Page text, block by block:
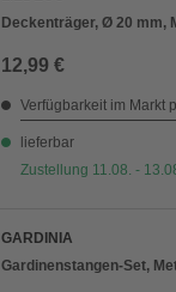
Deckenträger, Ø 20 mm,
12,99 €
Verfügbarkeit im Markt
lieferbar
Zustellung 11.08. -
GARDINIA
Gardinenstangen-Set,